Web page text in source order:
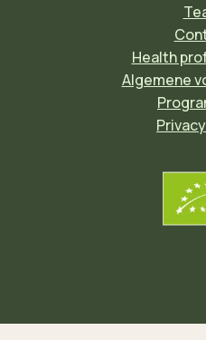
Health
Algemene